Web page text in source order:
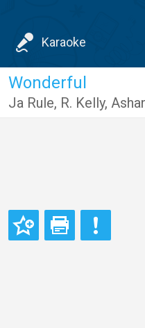
Karaoke
Wonderful
Ja Rule, R. Kelly,